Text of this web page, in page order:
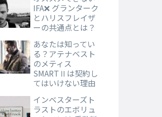
IFA❌ グランターク
とハリスフレイザ
ーの共通点とは？
あなたは知ってい
る？アテナベスト
のメティス
SMARTⅡは契約し
てはいけない理由
インベスターズト
ラストのエボリュ